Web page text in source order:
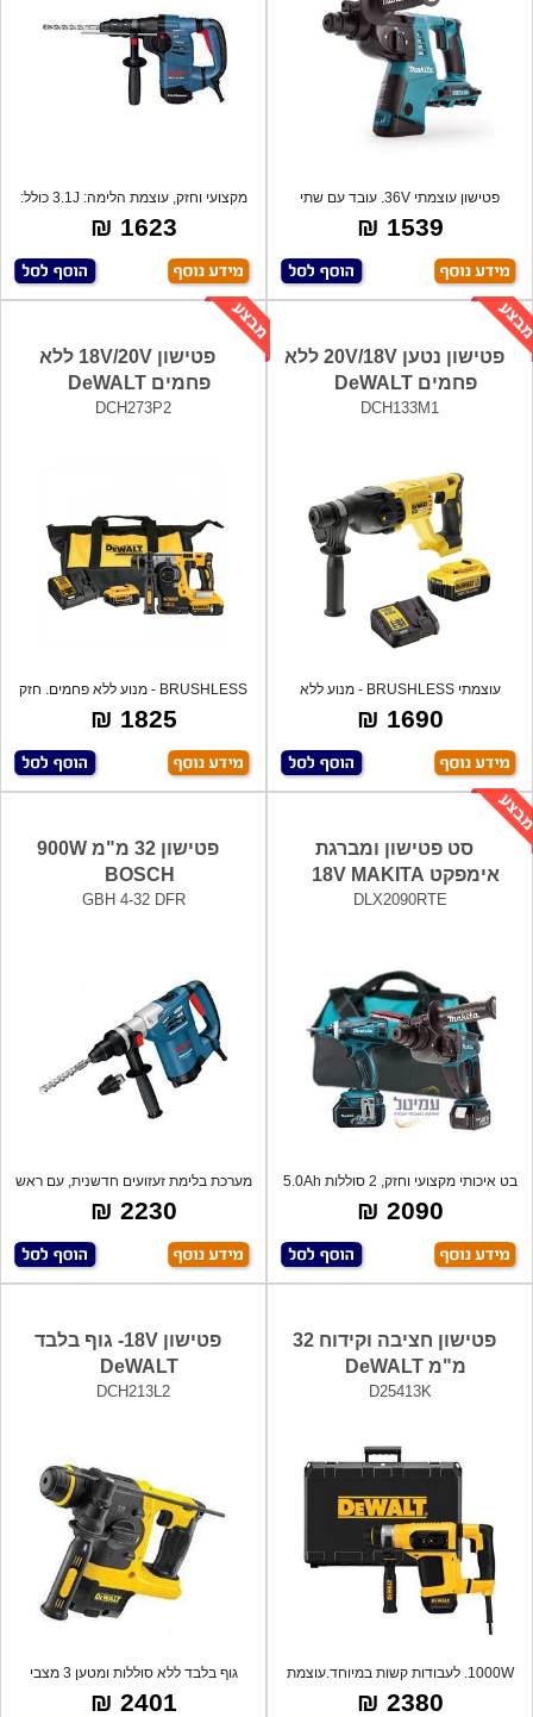
פטישון עוצמתי 36V. עובד עם שתי
סוללות לי
1539 ₪
מקצועי וחזק, עוצמת הלימה: 3.1J כולל:
פו
1623 ₪
פטישון נטען 20V/18V ללא
פחמים DeWALT
DCH133M1
עוצמתי BRUSHLESS - מנוע ללא
פחמים -מונע
1690 ₪
פטישון 18V/20V ללא
פחמים DeWALT
DCH273P2
BRUSHLESS - מנוע ללא פחמים. חזק
ומקצועי.
1825 ₪
סט פטישון ומברגת
אימפקט 18V MAKITA
DLX2090RTE
בט איכותי מקצועי וחזק, 2 סוללות 5.0Ah
ל
2090 ₪
פטישון 32 מ"מ 900W
BOSCH
GBH 4-32 DFR
מערכת בלימת זעזועים חדשנית, עם ראש
מתחלף
2230 ₪
פטישון חציבה וקידוח 32
מ"מ DeWALT
D25413K
1000W. לעבודות קשות במיוחד.עוצמת
הלימה-
2380 ₪
פטישון 18V- גוף בלבד
DeWALT
DCH213L2
גוף בלבד ללא סוללות ומטען 3 מצבי
עבודה
2401 ₪